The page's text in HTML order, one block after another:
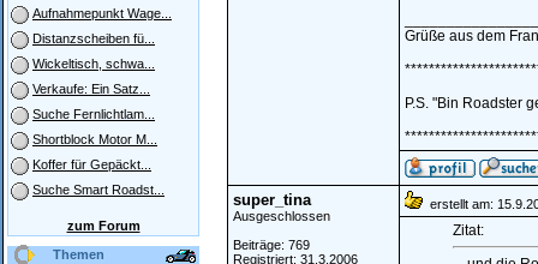
Aufnahmepunkt Wage...
Distanzscheiben fü...
Wickeltisch, schwa...
Verkaufe: Ein Satz...
Suche Fernlichtlam...
Shortblock Motor M...
Koffer für Gepäckt...
Suche Smart Roadst...
zum Forum
Themen
Grüße aus dem
P.S. "Bin Roadster
super_tina
Ausgeschlossen
Beiträge: 769
Registriert: 31.3.2006
erstellt am:
Zitat: